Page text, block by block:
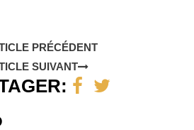
PRÉCÉDENT
SUIVANT